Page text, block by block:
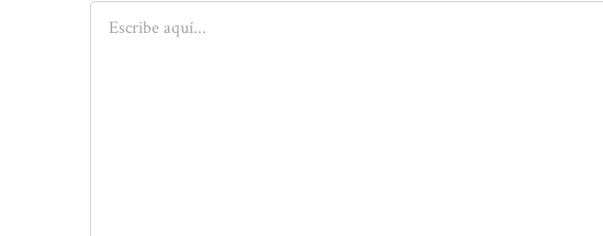
Escribe
aquí...